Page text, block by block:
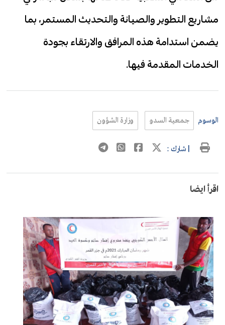
مشاريع التطوير والصيانة والتحديث المستمر، بما
يضمن استدامة هذه المرافق والارتقاء بجودة
الخدمات المقدمة فيها.
الوسوم جمعية السدو وزارة الشؤون
| شارك :
اقرأ ايضا